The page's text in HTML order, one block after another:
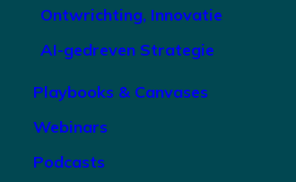
Ontwrichting, Innovatie
AI-gedreven Strategie
Playbooks & Canvases
Webinars
Podcasts